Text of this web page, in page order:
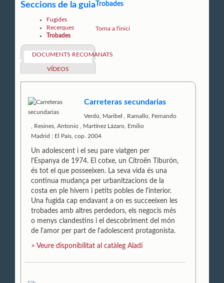
Seccions de la guia
Fugides
Recerques
Trobades
Trobades
DOCUMENTS RECOMANATS
VÍDEOS
Carreteras secundarias
Verdú, Maribel
Ramallo, Fernando
Resines, Antonio
Martínez Lázaro, Emilio
Madrid : El País, cop. 2004
Un adolescent i el seu pare viatgen per
l'Espanya de 1974. El cotxe, un Citroën Tiburón,
és tot el que posseeixen. La seva vida és una
continua mudança per urbanitzacions de la
costa en ple hivern i petits pobles de l'interior.
Una fugida cap endavant a on es succeeixen les
trobades amb altres perdedors, els negocis més
o menys clandestins i el descobriment del món
de l'amor per part de l'adolescent protagonista.
> Veure disponibilitat al catàleg Aladí
Torna a l'inici